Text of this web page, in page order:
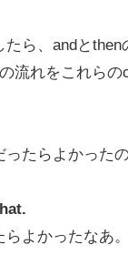
ら、andと
流れをこれら
たらよかった
よかったなあ。